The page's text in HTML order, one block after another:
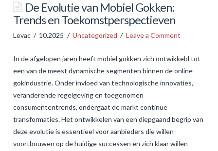
VESTI
PIĆA
Vina
GALERIJA
KONTAKT
De Evolutie van Mobiel Gokken:
Trends en Toekomstperspectieven
Levac 10.2025 Uncategorized Leave a Comment
In de afgelopen jaren heeft mobiel gokken zich ontwikkeld tot
een van de meest dynamische segmenten binnen de online
gokindustrie. Onder invloed van technologische innovaties,
veranderende regelgeving en toegenomen
consumententrends, ondergaat de markt continue
transformaties. Het ontwikkelen van een diepgaand begrip van
deze evolutie is essentieel voor aanbieders die willen
voortbouwen op de huidige successen en zich klaar willen